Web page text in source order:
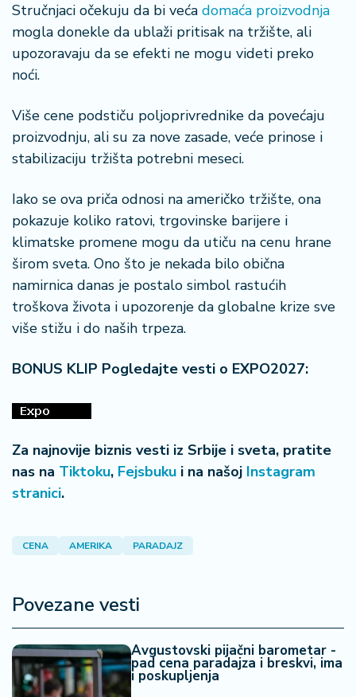
Stručnjaci očekuju da bi veća domaća proizvodnja
mogla donekle da ublaži pritisak na tržište, ali
upozoravaju da se efekti ne mogu videti preko
noći.
Više cene podstiču poljoprivrednike da povećaju
proizvodnju, ali su za nove zasade, veće prinose i
stabilizaciju tržišta potrebni meseci.
Iako se ova priča odnosi na američko tržište, ona
pokazuje koliko ratovi, trgovinske barijere i
klimatske promene mogu da utiču na cenu hrane
širom sveta. Ono što je nekada bilo obična
namirnica danas je postalo simbol rastućih
troškova života i upozorenje da globalne krize sve
više stižu i do naših trpeza.
BONUS KLIP Pogledajte vesti o EXPO2027:
Za najnovije biznis vesti iz Srbije i sveta, pratite
nas na Tiktoku, Fejsbuku i na našoj Instagram
stranici.
CENA AMERIKA PARADAJZ
Povezane vesti
Avgustovski pijačni barometar -
pad cena paradajza i breskvi, ima
i poskupljenja